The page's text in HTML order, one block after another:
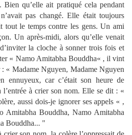
qu’elle ait pratiqué cela pendant
pas changé. Elle était toujours
tout le temps contre les gens. Un ami
Un après-midi, alors qu’elle venait
la cloche à sonner trois fois et
« Namo Amitabha Bouddha« , il vint
: « Madame Nguyen, Madame Nguyen
ennuyeux, car c’était son heure de
à crier son nom. Elle se dit : «
aussi dois-je ignorer ses appels « ,
Amitabha Bouddha, Namo Amitabha
Bouddha... "